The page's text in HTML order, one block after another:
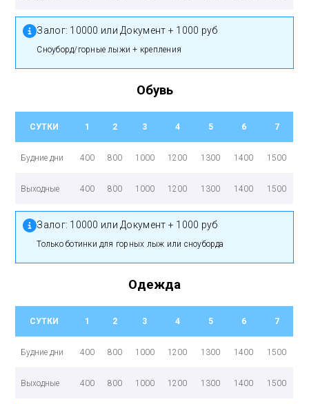
Залог: 10000 или Документ + 1000 руб
сноуборд/горные лыжи + крепления
Обувь
СУТКИ 1 2 3 4 5 6 7
Будние дни 400 800 1000 1200 1300 1400 1500
Выходные 400 800 1000 1200 1300 1400 1500
Залог: 10000 или Документ + 1000 руб
только ботинки для горных лыж или сноуборда
Одежда
СУТКИ 1 2 3 4 5 6 7
Будние дни 400 800 1000 1200 1300 1400 1500
Выходные 400 800 1000 1200 1300 1400 1500